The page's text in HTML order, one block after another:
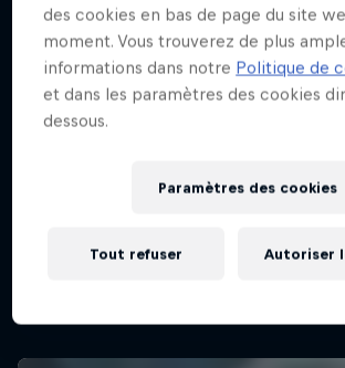
des cookies en bas de page du site
moment. Vous trouverez de plus
informations dans notre Politique de
et dans les paramètres des cookies
dessous.
Paramètres des cookies
Tout refuser Autoriser